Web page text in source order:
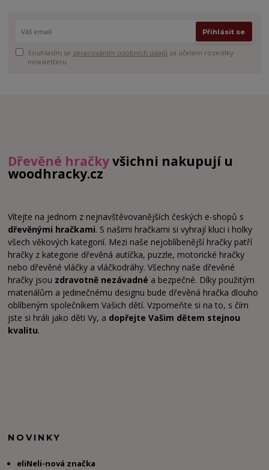
Přihlásit se
Souhlasím se zpracováním osobních údajů za účelem rozesílky
newsletteru.
Dřevěné hračkyvšichni nakupují u
woodhracky.cz
Vítejte na jednom z nejnavštěvovanějších českých e-shopů s
dřevěnými hračkami. S našimi hračkami si vyhrají kluci i holky
všech věkových kategorií. Mezi naše nejoblíbenější hračky patří
hračky z kategorie dřevěná autíčka, puzzle, motorické hračky
nebo dřevěné vláčky a vláčkodráhy. Všechny naše dřevěné
hračky jsou zdravotně nezávadné a bezpečné. Díky použitým
materiálům a jedinečnému designu bude dřevěná hračka dlouho
oblíbeným společníkem Vašich dětí. Vzpomeňte si na to, s čím
jste si hráli jako děti Vy, a dopřejte Vašim dětem stejnou
kvalitu.
NOVINKY
eliNeli-nová značka